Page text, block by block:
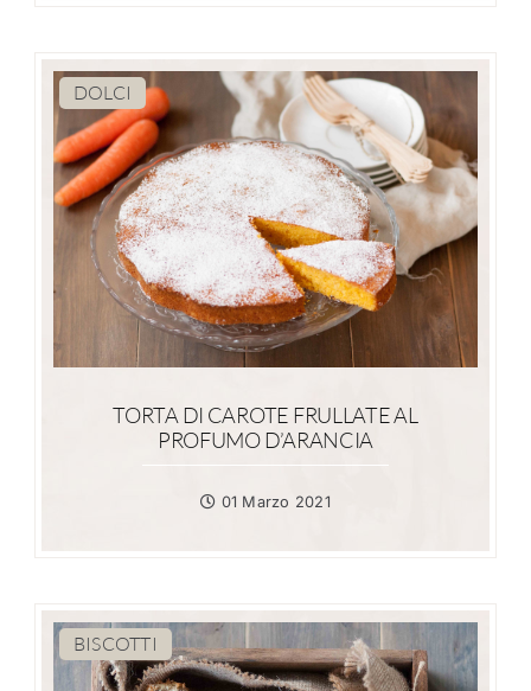
DOLCI
TORTA DI CAROTE FRULLATE AL
PROFUMO D’ARANCIA
01 Marzo 2021
BISCOTTI